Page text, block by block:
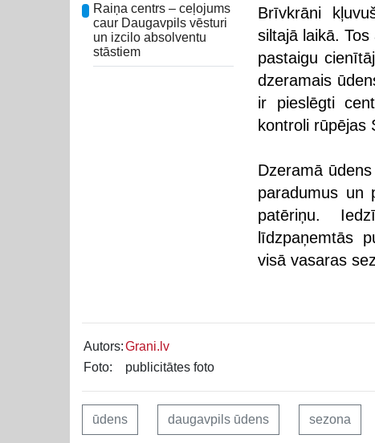
Raiņa centrs – ceļojums
caur Daugavpils vēsturi
un izcilo absolventu
stāstiem
Brīvkrāni
siltajā laikā.
pastaigu
dzeramais
ir pieslēgti
kontroli rūpējas
Dzeramā
paradumus un
patēriņu.
līdzpaņemtās
visā vasaras
Autors:Grani.lv
Foto:
publicitātes foto
ūdens daugavpils ūdens sezona